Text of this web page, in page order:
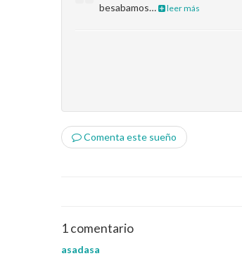
besabamos…
leer más
Comenta este sueño
1 comentario
asadasa